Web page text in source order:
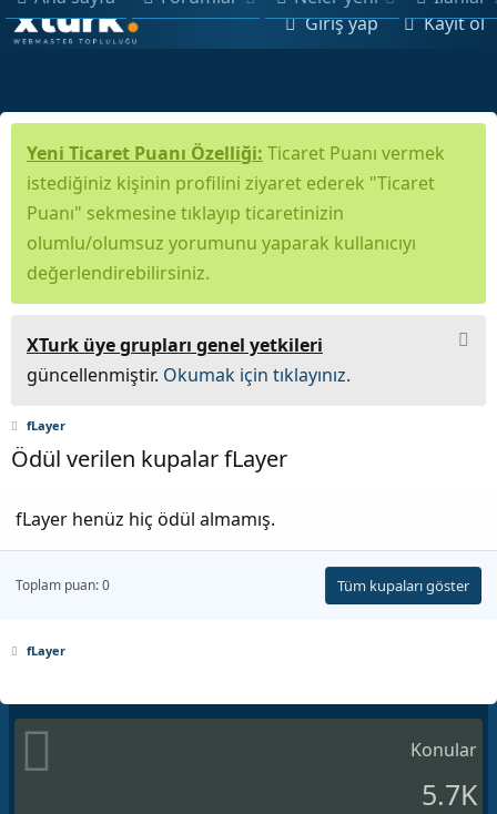
Giriş yap Kayıt ol
Yeni Ticaret Puanı Özelliği: Ticaret Puanı vermek
istediğiniz kişinin profilini ziyaret ederek "Ticaret
Puanı" sekmesine tıklayıp ticaretinizin
olumlu/olumsuz yorumunu yaparak kullanıcıyı
değerlendirebilirsiniz.
XTurk üye grupları genel yetkileri
güncellenmiştir. Okumak için tıklayınız.
fLayer
Ödül verilen kupalar fLayer
fLayer henüz hiç ödül almamış.
Toplam puan: 0 Tüm kupaları göster
fLayer
Konular
5.7K